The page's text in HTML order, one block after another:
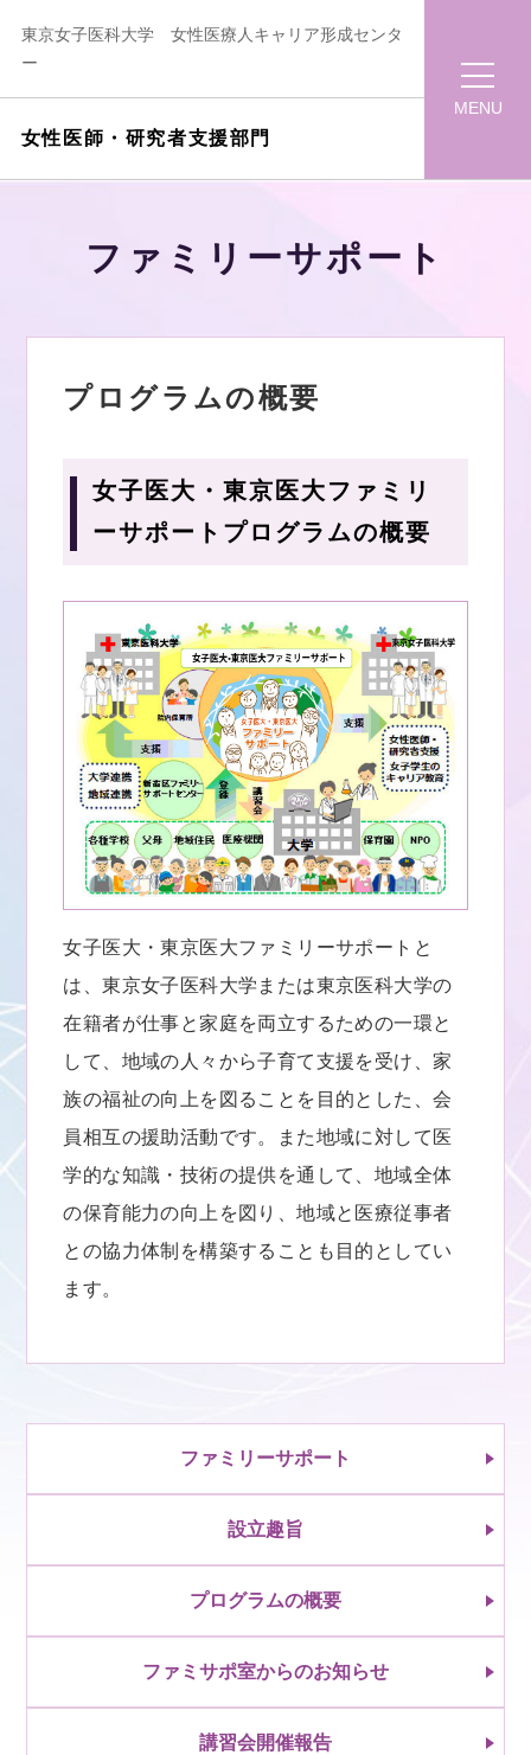
東京女子医科大学 女性医療人キャリア形成センタ
ー
女性医師・研究者支援部門
MENU
ファミリーサポート
ファミリーサポート
設立趣旨
プログラムの概要
ファミサポ室からのお知らせ
講習会開催報告
プログラムの概要
女子医大・東京医大ファミリ
ーサポートプログラムの概要
女子医大・東京医大ファミリーサポートと
は、東京女子医科大学または東京医科大学の
在籍者が仕事と家庭を両立するための一環と
して、地域の人々から子育て支援を受け、家
族の福祉の向上を図ることを目的とした、会
員相互の援助活動です。また地域に対して医
学的な知識・技術の提供を通して、地域全体
の保育能力の向上を図り、地域と医療従事者
との協力体制を構築することも目的としてい
ます。